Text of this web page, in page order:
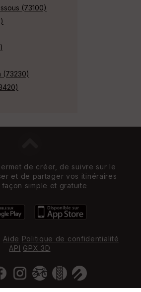
(73100)
(73230)
de créer, de suivre sur le
et de partager vos itinéraires
façon simple et gratuite
Aide Politique de confidentialité
API GPX 3D